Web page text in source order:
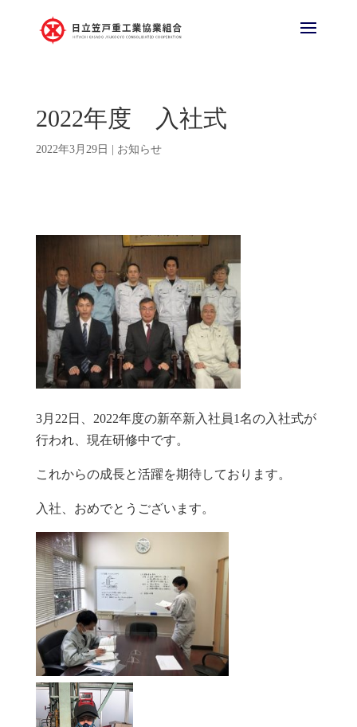
2022年度 入社式
2022年3月29日 お知らせ
3月22日、2022年度の新卒新入社員1名の入社式が
行われ、現在研修中です。
これからの成長と活躍を期待しております。
入社、おめでとうございます。